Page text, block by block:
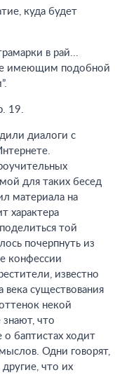
куда будет
в рай...
имеющим подобной
19.
диалоги с
для таких бесед
материала на
характера
той
почерпнуть из
конфессии
известно
существования
некой
что
о баптистах ходит
Одни говорят,
что их